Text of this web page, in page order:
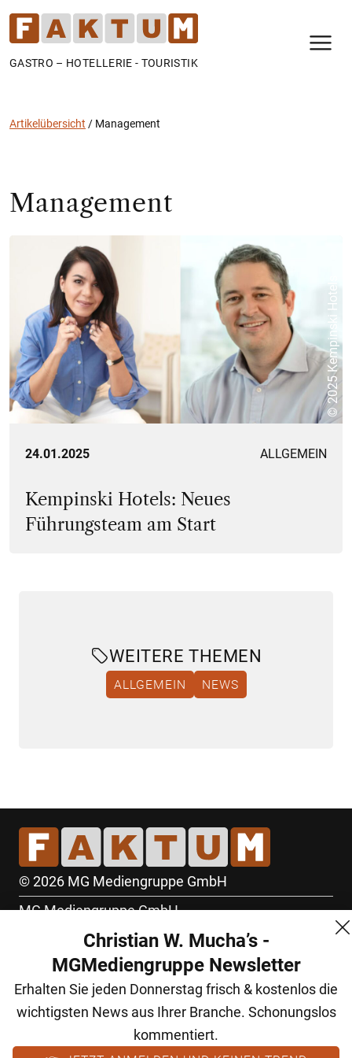
GASTRO – HOTELLERIE - TOURISTIK
Artikelübersicht / Management
Management
© 2025 Kempinski Hotels
24.01.2025 ALLGEMEIN
Kempinski Hotels: Neues
Führungsteam am Start
WEITERE THEMEN
ALLGEMEIN NEWS
© 2026 MG Mediengruppe GmbH
MG Mediengruppe GmbH
Burgring 1/7
1010 Wien
+43 (1) 522 14 14
office@mgmedien.at
Kontakt
Christian W. Mucha’s -
MGMediengruppe Newsletter
Erhalten Sie jeden Donnerstag frisch & kostenlos die
wichtigsten News aus Ihrer Branche. Schonungslos
kommentiert.